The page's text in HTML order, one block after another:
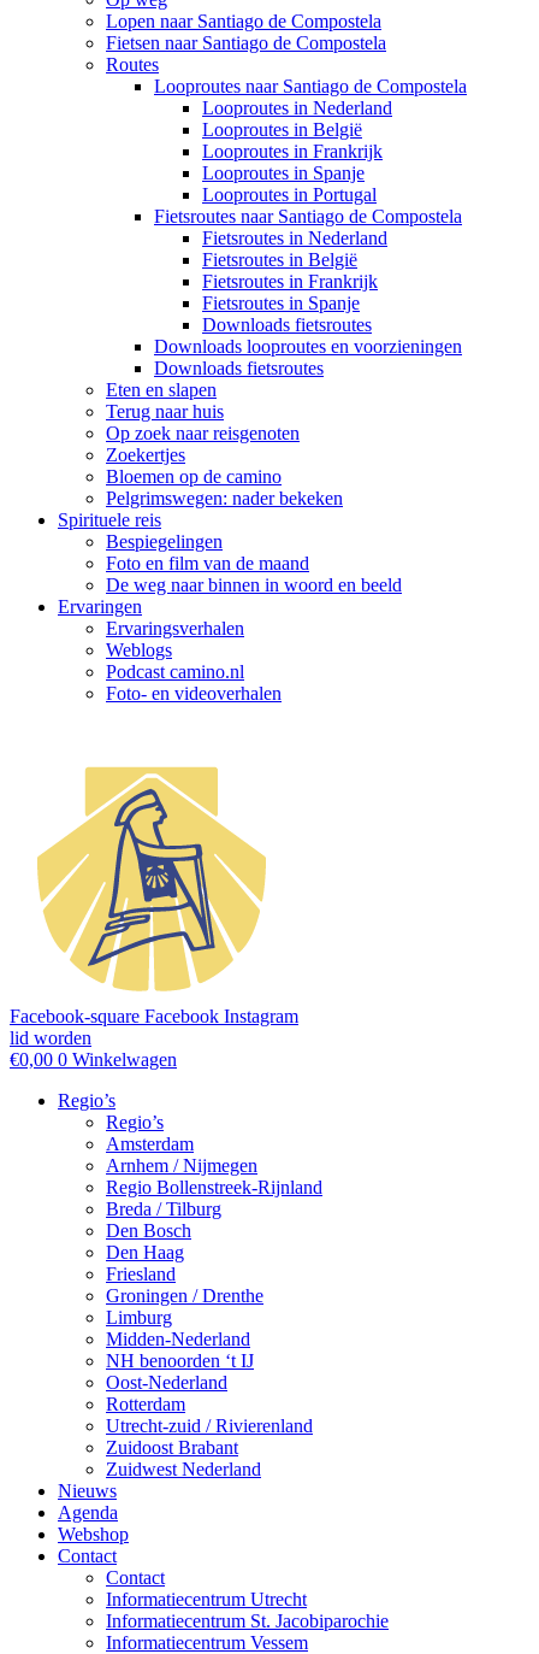
Lopen naar Santiago de Compostela
Fietsen naar Santiago de Compostela
Routes
Looproutes naar Santiago de Compostela
Looproutes in Nederland
Looproutes in België
Looproutes in Frankrijk
Looproutes in Spanje
Looproutes in Portugal
Fietsroutes naar Santiago de Compostela
Fietsroutes in Nederland
Fietsroutes in België
Fietsroutes in Frankrijk
Fietsroutes in Spanje
Downloads fietsroutes
Downloads looproutes en voorzieningen
Downloads fietsroutes
Eten en slapen
Terug naar huis
Op zoek naar reisgenoten
Zoekertjes
Bloemen op de camino
Pelgrimswegen: nader bekeken
Spirituele reis
Bespiegelingen
Foto en film van de maand
De weg naar binnen in woord en beeld
Ervaringen
Ervaringsverhalen
Weblogs
Podcast camino.nl
Foto- en videoverhalen
Facebook-square Facebook Instagram
lid worden
€0,00 0 Winkelwagen
Regio’s
Regio’s
Amsterdam
Arnhem / Nijmegen
Regio Bollenstreek-Rijnland
Breda / Tilburg
Den Bosch
Den Haag
Friesland
Groningen / Drenthe
Limburg
Midden-Nederland
NH benoorden ‘t IJ
Oost-Nederland
Rotterdam
Utrecht-zuid / Rivierenland
Zuidoost Brabant
Zuidwest Nederland
Nieuws
Agenda
Webshop
Contact
Contact
Informatiecentrum Utrecht
Informatiecentrum St. Jacobiparochie
Informatiecentrum Vessem